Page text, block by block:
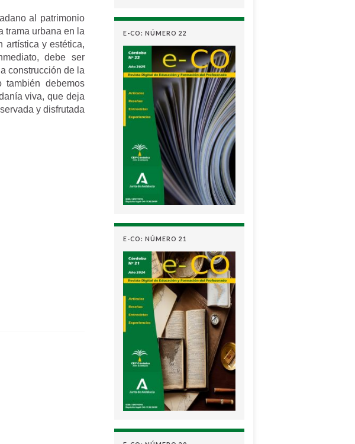
al patrimonio
trama urbana en la
artística y estética,
debe ser
construcción de la
debemos
viva, que deja
y disfrutada
E-CO: NÚMERO 22
E-CO: NÚMERO 21